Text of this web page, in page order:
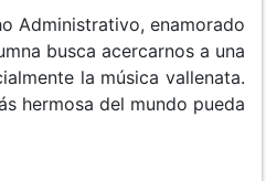
Administrativo, enamorado
busca acercarnos a una
la música vallenata.
hermosa del mundo pueda